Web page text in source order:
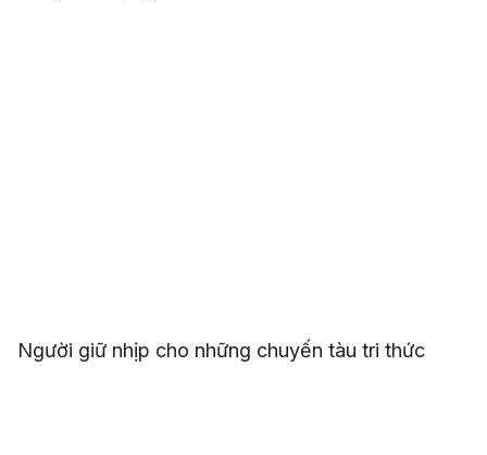
Người giữ nhịp cho những chuyến tàu tri thức